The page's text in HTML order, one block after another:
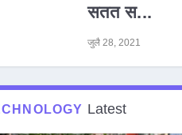
सतत स...
जुलै 28, 2021
Latest